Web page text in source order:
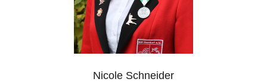
Nicole Schneider